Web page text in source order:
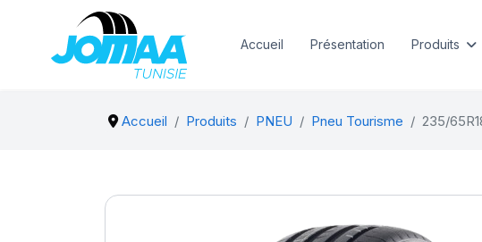
Accueil Présentation Produits
Accueil Produits PNEU Pneu Tourisme 235/